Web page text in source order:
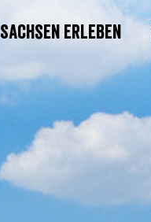
Sachsen erleben